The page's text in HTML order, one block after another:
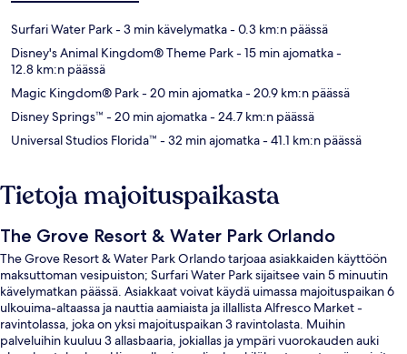
Surfari Water Park- 3 min kävelymatka- 0.3 km:n päässä
Disney's Animal Kingdom® Theme Park- 15 min ajomatka-
12.8 km:n päässä
Magic Kingdom® Park- 20 min ajomatka- 20.9 km:n päässä
Disney Springs™ - 20 min ajomatka- 24.7 km:n päässä
Universal Studios Florida™ - 32 min ajomatka- 41.1 km:n päässä
Tietoja majoituspaikasta
The Grove Resort & Water Park Orlando
The Grove Resort & Water Park Orlando tarjoaa asiakkaiden käyttöön
maksuttoman vesipuiston; Surfari Water Park sijaitsee vain 5 minuutin
kävelymatkan päässä. Asiakkaat voivat käydä uimassa majoituspaikan 6
ulkouima-altaassa ja nauttia aamiaista ja illallista Alfresco Market -
ravintolassa, joka on yksi majoituspaikan 3 ravintolasta. Muihin
palveluihin kuuluu 3 allasbaaria, jokiallas ja ympäri vuorokauden auki